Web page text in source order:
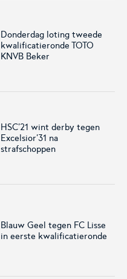
Eurojackpot KNVB
KNVB Expertise
Donderdag loting tweede
kwalificatieronde TOTO
KNVB Beker
HSC'21 wint derby tegen
Excelsior'31 na
strafschoppen
Blauw Geel tegen FC Lisse
in eerste kwalificatieronde